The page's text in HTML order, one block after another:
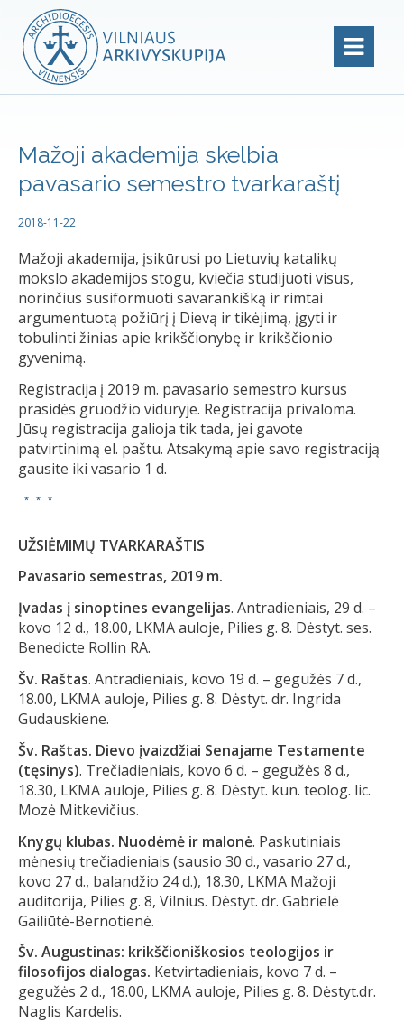
Mažoji akademija skelbia
pavasario semestro tvarkaraštį
2018-11-22
Mažoji akademija, įsikūrusi po Lietuvių katalikų
mokslo akademijos stogu, kviečia studijuoti visus,
norinčius susiformuoti savarankišką ir rimtai
argumentuotą požiūrį į Dievą ir tikėjimą, įgyti ir
tobulinti žinias apie krikščionybę ir krikščionio
gyvenimą.
Registracija į 2019 m. pavasario semestro kursus
prasidės gruodžio viduryje. Registracija privaloma.
Jūsų registracija galioja tik tada, jei gavote
patvirtinimą el. paštu. Atsakymą apie savo registraciją
gausite iki vasario 1 d.
* * *
UŽSIĖMIMŲ TVARKARAŠTIS
Pavasario semestras, 2019 m.
Įvadas į sinoptines evangelijas. Antradieniais, 29 d. –
kovo 12 d., 18.00, LKMA auloje, Pilies g. 8. Dėstyt. ses.
Benedicte Rollin RA.
Šv. Raštas. Antradieniais, kovo 19 d. – gegužės 7 d.,
18.00, LKMA auloje, Pilies g. 8. Dėstyt. dr. Ingrida
Gudauskiene.
Šv. Raštas. Dievo įvaizdžiai Senajame Testamente
(tęsinys). Trečiadieniais, kovo 6 d. – gegužės 8 d.,
18.30, LKMA auloje, Pilies g. 8. Dėstyt. kun. teolog. lic.
Mozė Mitkevičius.
Knygų klubas. Nuodėmė ir malonė. Paskutiniais
mėnesių trečiadieniais (sausio 30 d., vasario 27 d.,
kovo 27 d., balandžio 24 d.), 18.30, LKMA Mažoji
auditorija, Pilies g. 8, Vilnius. Dėstyt. dr. Gabrielė
Gailiūtė-Bernotienė.
Šv. Augustinas: krikščioniškosios teologijos ir
filosofijos dialogas. Ketvirtadieniais, kovo 7 d. –
gegužės 2 d., 18.00, LKMA auloje, Pilies g. 8. Dėstyt.dr.
Naglis Kardelis.